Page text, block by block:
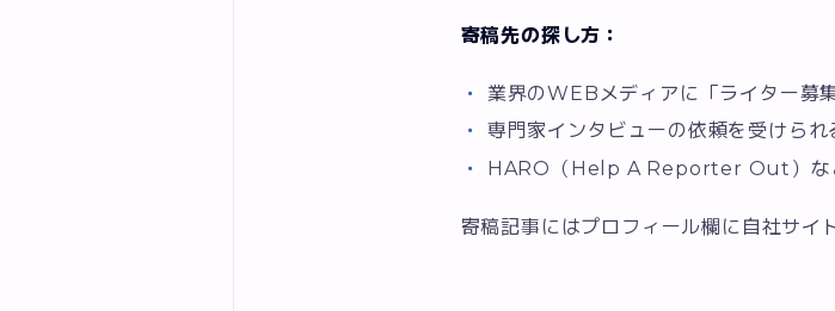
寄稿先の探し方：
業界のWEBメディアに「ライター募
専門家インタビューの依頼を受けら
HARO（Help A Reporter Out）な
寄稿記事にはプロフィール欄に自社サ